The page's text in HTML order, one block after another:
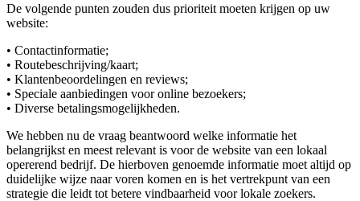
De volgende punten zouden dus prioriteit moeten krijgen op uw
website:
• Contactinformatie;
• Routebeschrijving/kaart;
• Klantenbeoordelingen en reviews;
• Speciale aanbiedingen voor online bezoekers;
• Diverse betalingsmogelijkheden.
We hebben nu de vraag beantwoord welke informatie het
belangrijkst en meest relevant is voor de website van een lokaal
opererend bedrijf. De hierboven genoemde informatie moet altijd op
duidelijke wijze naar voren komen en is het vertrekpunt van een
strategie die leidt tot betere vindbaarheid voor lokale zoekers.